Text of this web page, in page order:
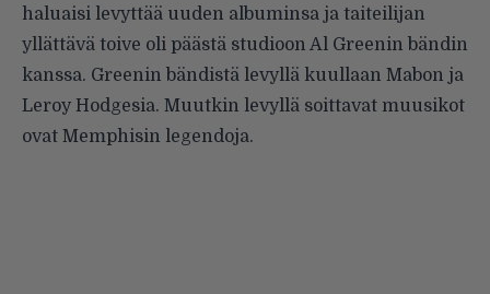
haluaisi levyttää uuden albuminsa ja taiteilijan
yllättävä toive oli päästä studioon Al Greenin bändin
kanssa. Greenin bändistä levyllä kuullaan Mabon ja
Leroy Hodgesia. Muutkin levyllä soittavat muusikot
ovat Memphisin legendoja.